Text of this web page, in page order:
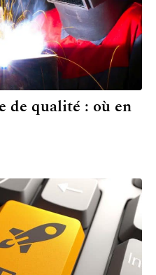
de qualité : où en